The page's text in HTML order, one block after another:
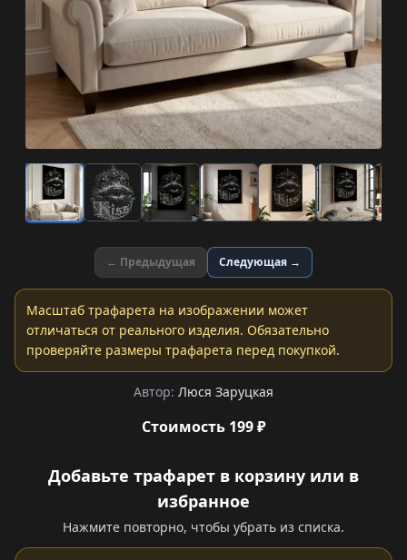
← Предыдущая Следующая →
Масштаб трафарета на изображении может
отличаться от реального изделия. Обязательно
проверяйте размеры трафарета перед покупкой.
Автор: Люся Заруцкая
Стоимость 199 ₽
Добавьте трафарет в корзину или в
избранное
Нажмите повторно, чтобы убрать из списка.